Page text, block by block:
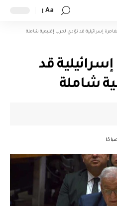
Aa
إسرائيلية قد تؤدي لحرب إقليمية شاملة
قد
شاملة